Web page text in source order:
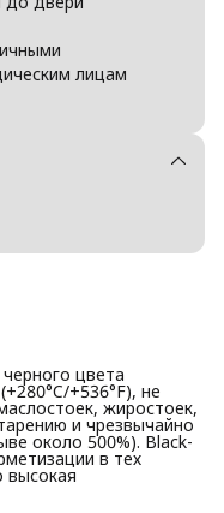
лицам
цвета
+536°F), не
жиростоек,
и чрезвычайно
около 500%). Black-
в тех
высокая